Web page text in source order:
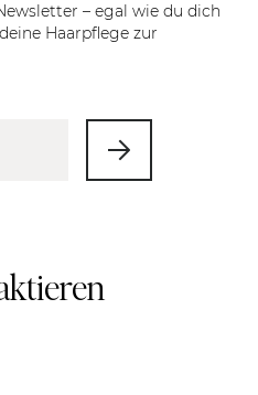
– egal wie du dich
Haarpflege zur